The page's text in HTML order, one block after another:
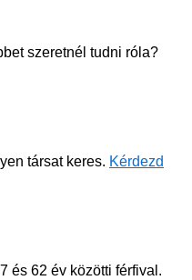
szeretnél tudni róla?
társat keres. Kérdezd
és 62 év közötti férfival.